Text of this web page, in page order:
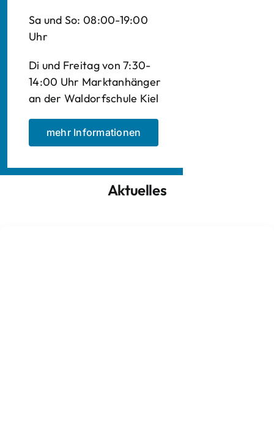
Sa und So: 08:00-19:00
Uhr
Di und Freitag von 7:30-
14:00 Uhr Marktanhänger
an der Waldorfschule Kiel
mehr Informationen
Aktuelles